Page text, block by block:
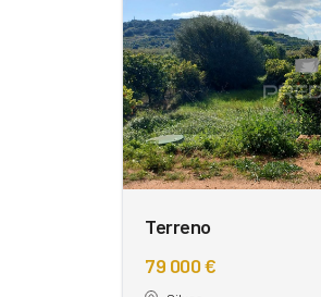
Terreno
79 000 €